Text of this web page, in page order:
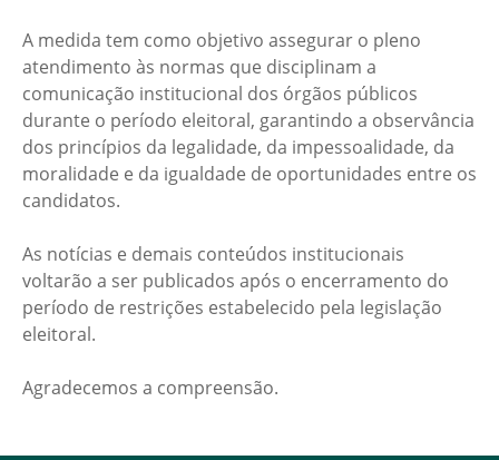
A medida tem como objetivo assegurar o pleno
atendimento às normas que disciplinam a
comunicação institucional dos órgãos públicos
durante o período eleitoral, garantindo a observância
dos princípios da legalidade, da impessoalidade, da
moralidade e da igualdade de oportunidades entre os
candidatos.
As notícias e demais conteúdos institucionais
voltarão a ser publicados após o encerramento do
período de restrições estabelecido pela legislação
eleitoral.
Agradecemos a compreensão.